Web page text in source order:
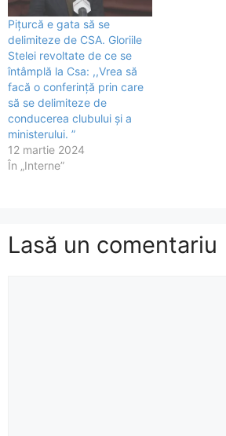
Pițurcă e gata să se
delimiteze de CSA. Gloriile
Stelei revoltate de ce se
întâmplă la Csa: ,,Vrea să
facă o conferinţă prin care
să se delimiteze de
conducerea clubului şi a
ministerului. ”
12 martie 2024
În „Interne”
Lasă un comentariu